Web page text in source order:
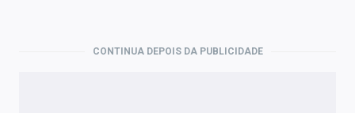
CONTINUA DEPOIS DA PUBLICIDADE